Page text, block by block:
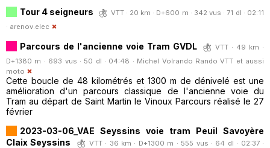
Tour 4 seigneurs
VTT · 20 km · D+600 m · 342 vus · 71 dl · 02:11
· arenov.elec
Parcours de l'ancienne voie Tram GVDL
VTT · 49 km ·
D+1380 m · 693 vus · 50 dl · 04:48 · Michel Volrando Rando VTT et aussi
moto
Cette boucle de 48 kilométrés et 1300 m de dénivelé est une
amélioration d'un parcours classique de l'ancienne voie du
Tram au départ de Saint Martin le Vinoux Parcours réalisé le 27
février
2023-03-06_VAE Seyssins voie tram Peuil Savoyère
Claix Seyssins
VTT · 36 km · D+1300 m · 555 vus · 64 dl · 02:37 ·